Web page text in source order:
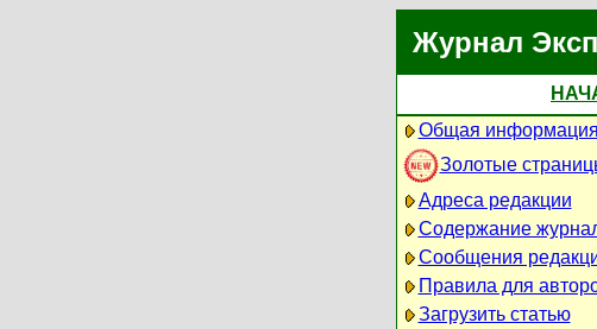
Журнал
Общая
Золотые
Адреса редакции
Содержание
Сообщения
Правила для
Загрузить статью